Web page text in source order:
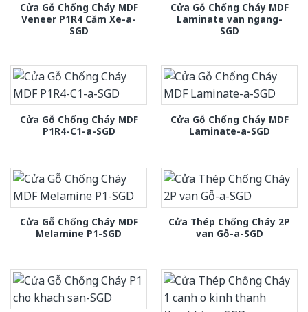
Cửa Gỗ Chống Cháy MDF
Veneer P1R4 Căm Xe-a-
SGD
Cửa Gỗ Chống Cháy MDF
Laminate van ngang-
SGD
Cửa Gỗ Chống Cháy MDF
P1R4-C1-a-SGD
Cửa Gỗ Chống Cháy MDF
Laminate-a-SGD
Cửa Gỗ Chống Cháy MDF
Melamine P1-SGD
Cửa Thép Chống Cháy 2P
van Gỗ-a-SGD